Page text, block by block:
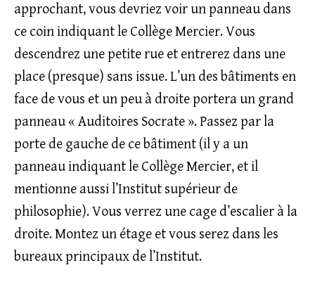
approchant, vous devriez voir un panneau dans
ce coin indiquant le Collège Mercier. Vous
descendrez une petite rue et entrerez dans une
place (presque) sans issue. L’un des bâtiments en
face de vous et un peu à droite portera un grand
panneau « Auditoires Socrate ». Passez par la
porte de gauche de ce bâtiment (il y a un
panneau indiquant le Collège Mercier, et il
mentionne aussi l’Institut supérieur de
philosophie). Vous verrez une cage d’escalier à la
droite. Montez un étage et vous serez dans les
bureaux principaux de l’Institut.